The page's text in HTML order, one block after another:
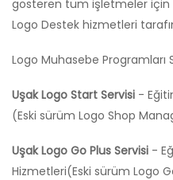
gösteren tüm işletmeler için
Logo Destek hizmetleri
Logo Muhasebe Programları
Uşak Logo Start Servisi -
(Eski sürüm Logo Shop
Uşak Logo Go Plus Servisi -
Hizmetleri(Eski sürüm Logo